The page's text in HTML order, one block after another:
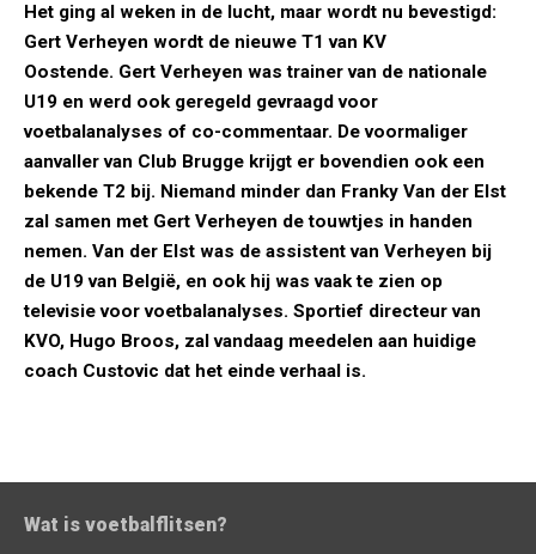
Het ging al weken in de lucht, maar wordt nu bevestigd:
Gert Verheyen wordt de nieuwe T1 van KV
Oostende. Gert Verheyen was trainer van de nationale
U19 en werd ook geregeld gevraagd voor
voetbalanalyses of co-commentaar. De voormaliger
aanvaller van Club Brugge krijgt er bovendien ook een
bekende T2 bij. Niemand minder dan Franky Van der Elst
zal samen met Gert Verheyen de touwtjes in handen
nemen. Van der Elst was de assistent van Verheyen bij
de U19 van België, en ook hij was vaak te zien op
televisie voor voetbalanalyses. Sportief directeur van
KVO, Hugo Broos, zal vandaag meedelen aan huidige
coach Custovic dat het einde verhaal is.
Wat is voetbalflitsen?